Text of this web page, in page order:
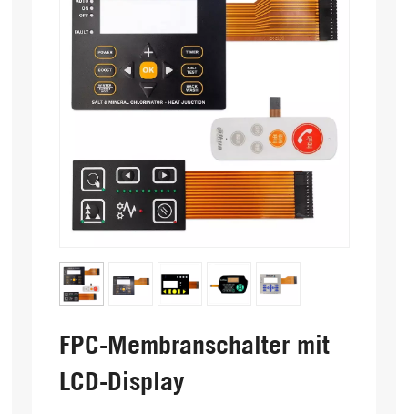
FPC-Membranschalter mit
LCD-Display